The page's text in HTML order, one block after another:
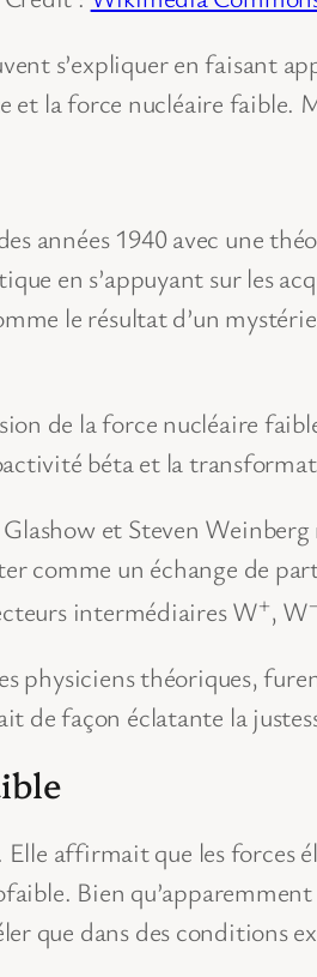
s’expliquer en faisant
la force nucléaire faible.
années 1940 avec une
en s’appuyant sur les
le résultat d’un
de la force nucléaire
béta et la
et Steven
un échange de
intermédiaires W+, W
physiciens théoriques,
façon éclatante la
affirmait que les forces
Bien
que dans des conditions